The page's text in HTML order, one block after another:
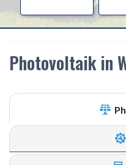
Photovoltaik in